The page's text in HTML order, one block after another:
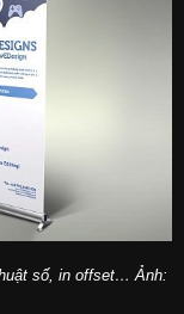
số, in offset… Ảnh: